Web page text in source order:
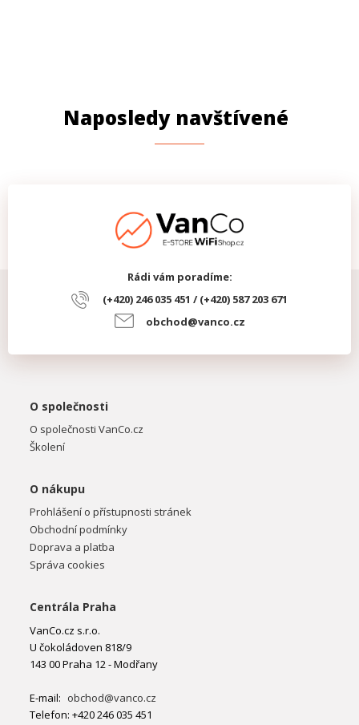
Naposledy navštívené
Rádi vám poradíme:
(+420) 246 035 451 / (+420) 587 203 671
obchod@vanco.cz
O společnosti
O společnosti VanCo.cz
Školení
O nákupu
Prohlášení o přístupnosti stránek
Obchodní podmínky
Doprava a platba
Správa cookies
Centrála Praha
VanCo.cz s.r.o.
U čokoládoven 818/9
143 00 Praha 12 - Modřany
E-mail: obchod@vanco.cz
Telefon: +420 246 035 451